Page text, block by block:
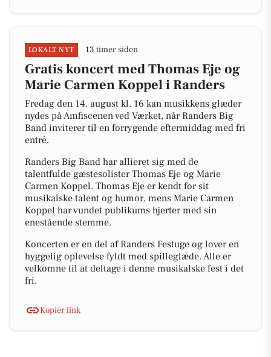
LOKALT NYT 13 timer siden
Gratis koncert med Thomas Eje og
Marie Carmen Koppel i Randers
Fredag den 14. august kl. 16 kan musikkens glæder
nydes på Amfiscenen ved Værket, når Randers Big
Band inviterer til en forrygende eftermiddag med fri
entré.
Randers Big Band har allieret sig med de
talentfulde gæstesolister Thomas Eje og Marie
Carmen Koppel. Thomas Eje er kendt for sit
musikalske talent og humor, mens Marie Carmen
Koppel har vundet publikums hjerter med sin
enestående stemme.
Koncerten er en del af Randers Festuge og lover en
hyggelig oplevelse fyldt med spilleglæde. Alle er
velkomne til at deltage i denne musikalske fest i det
fri.
Kopiér link